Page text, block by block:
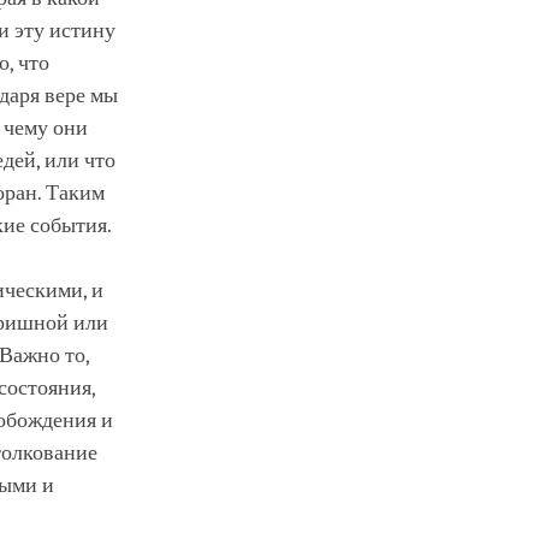
эту истину
что
вере мы
чему они
или что
Таким
события.
и
или
то,
и
и